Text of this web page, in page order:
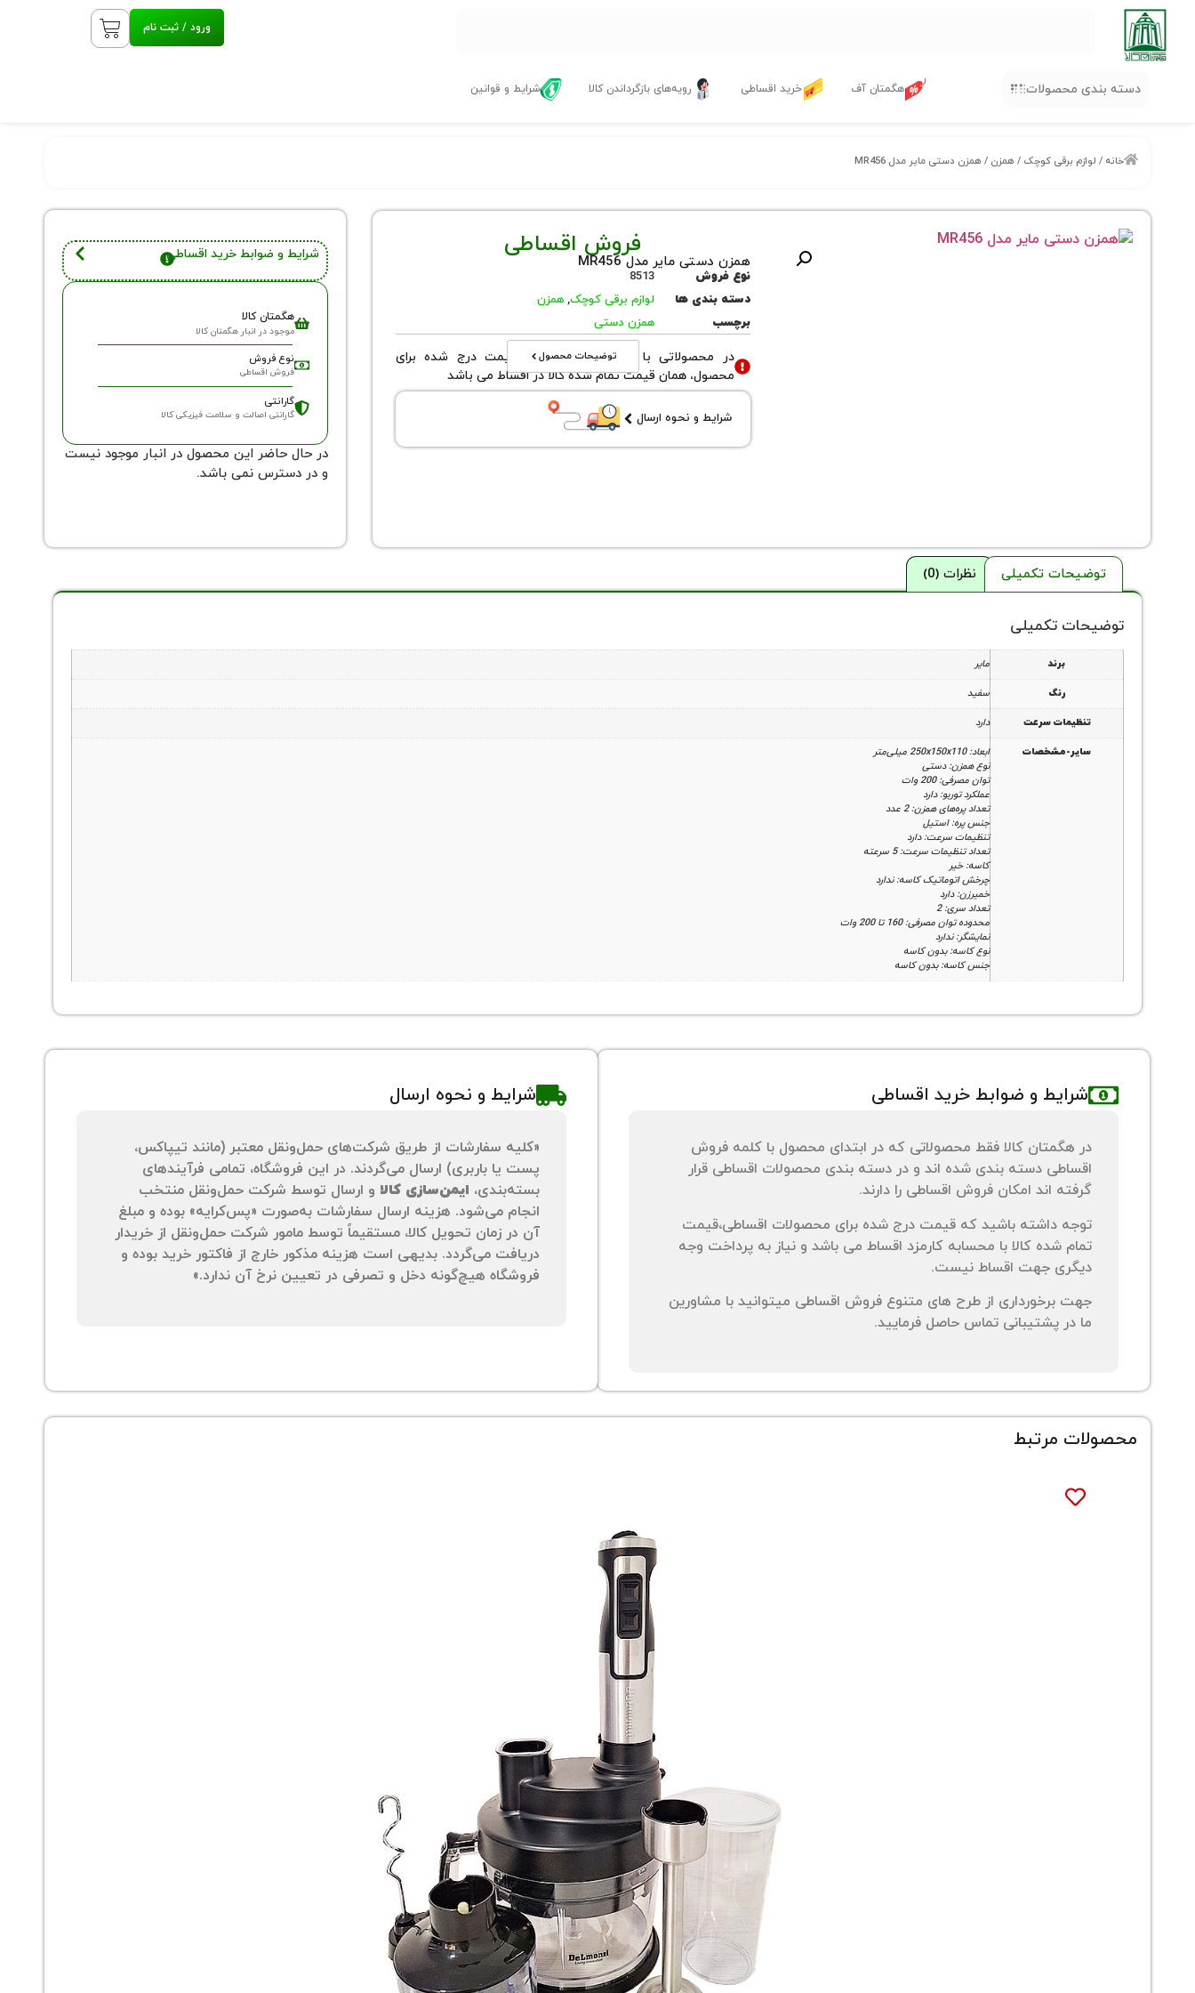
ورود / ثبت نام
دسته بندی محصولات هگمتان آف خرید اقساطی رویه‌های بازگرداندن کالا شرایط و قوانین
خانه / لوازم برقی کوچک / همزن / همزن دستی مایر مدل MR456
فروش اقساطی
همزن دستی مایر مدل MR456
نوع فروش
8513
دسته بندی ها
لوازم برقی کوچک,همزن
برچسب
همزن دستی
توضیحات محصول
در محصولاتی با نوع فروش اقساطی قیمت درج شده برای
محصول، همان قیمت تمام شده کالا در اقساط می باشد
شرایط و نحوه ارسال
شرایط و ضوابط خرید اقساطی
هگمتان کالا
موجود در انبار هگمتان کالا
نوع فروش
فروش اقساطی
گارانتی
گارانتی اصالت و سلامت فیزیکی کالا
در حال حاضر این محصول در انبار موجود نیست
و در دسترس نمی باشد.
توضیحات تکمیلی نظرات (0)
توضیحات تکمیلی
برند مایر
رنگ سفید
تنظیمات سرعت دارد
سایر-مشخصات
ابعاد: 250x150x110 میلی‌متر
نوع همزن: دستی
توان مصرفی: 200 وات
عملکرد توربو: دارد
تعداد پره‌های همزن: 2 عدد
جنس پره: استیل
تنظیمات سرعت: دارد
تعداد تنظیمات سرعت: 5 سرعته
کاسه: خیر
چرخش اتوماتیک کاسه: ندارد
خمیرزن: دارد
تعداد سری: 2
محدوده توان مصرفی: 160 تا 200 وات
نمایشگر: ندارد
نوع کاسه: بدون کاسه
جنس کاسه: بدون کاسه
شرایط و ضوابط خرید اقساطی
در هگمتان کالا فقط محصولاتی که در ابتدای محصول با کلمه فروش
اقساطی دسته بندی شده اند و در دسته بندی محصولات اقساطی قرار
گرفته اند امکان فروش اقساطی را دارند.
توجه داشته باشید که قیمت درج شده برای محصولات اقساطی،قیمت
تمام شده کالا با محسابه کارمزد اقساط می باشد و نیاز به پرداخت وجه
دیگری جهت اقساط نیست.
جهت برخورداری از طرح های متنوع فروش اقساطی میتوانید با مشاورین
ما در پشتیبانی تماس حاصل فرمایید.
شرایط و نحوه ارسال
«کلیه سفارشات از طریق شرکت‌های حمل‌ونقل معتبر (مانند تیپاکس،
پست یا باربری) ارسال می‌گردند. در این فروشگاه، تمامی فرآیندهای
بسته‌بندی، ایمن‌سازی کالا و ارسال توسط شرکت حمل‌ونقل منتخب
انجام می‌شود. هزینه ارسال سفارشات به‌صورت «پس‌کرایه» بوده و مبلغ
آن در زمان تحویل کالا، مستقیماً توسط مامور شرکت حمل‌ونقل از خریدار
دریافت می‌گردد. بدیهی است هزینه مذکور خارج از فاکتور خرید بوده و
فروشگاه هیچ‌گونه دخل و تصرفی در تعیین نرخ آن ندارد.»
محصولات مرتبط